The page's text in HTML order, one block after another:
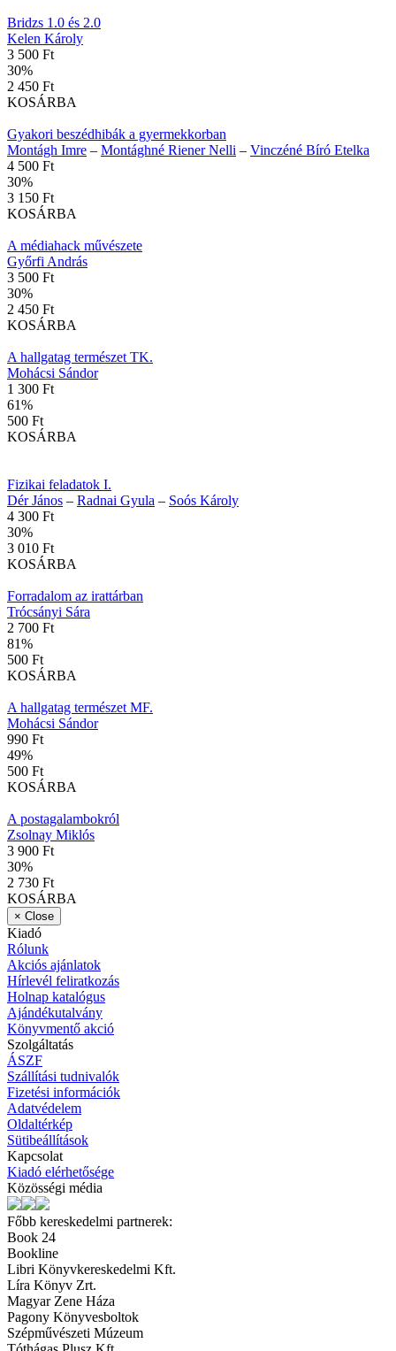
Bridzs 1.0 és 2.0
Kelen Károly
3 500 Ft
30%
2 450 Ft
KOSÁRBA
Gyakori beszédhibák a gyermekkorban
Montágh Imre – Montághné Riener Nelli – Vinczéné Bíró Etelka
4 500 Ft
30%
3 150 Ft
KOSÁRBA
A médiahack művészete
Győrfi András
3 500 Ft
30%
2 450 Ft
KOSÁRBA
A hallgatag természet TK.
Mohácsi Sándor
1 300 Ft
61%
500 Ft
KOSÁRBA
Fizikai feladatok I.
Dér János – Radnai Gyula – Soós Károly
4 300 Ft
30%
3 010 Ft
KOSÁRBA
Forradalom az irattárban
Trócsányi Sára
2 700 Ft
81%
500 Ft
KOSÁRBA
A hallgatag természet MF.
Mohácsi Sándor
990 Ft
49%
500 Ft
KOSÁRBA
A postagalambokról
Zsolnay Miklós
3 900 Ft
30%
2 730 Ft
KOSÁRBA
× Close
Kiadó
Rólunk
Akciós ajánlatok
Hírlevél feliratkozás
Holnap katalógus
Ajándékutalvány
Könyvmentő akció
Szolgáltatás
ÁSZF
Szállítási tudnivalók
Fizetési információk
Adatvédelem
Oldaltérkép
Sütibeállítások
Kapcsolat
Kiadó elérhetősége
Közösségi média
Főbb kereskedelmi partnerek:
Book 24
Bookline
Libri Könyvkereskedelmi Kft.
Líra Könyv Zrt.
Magyar Zene Háza
Pagony Könyvesboltok
Szépművészeti Múzeum